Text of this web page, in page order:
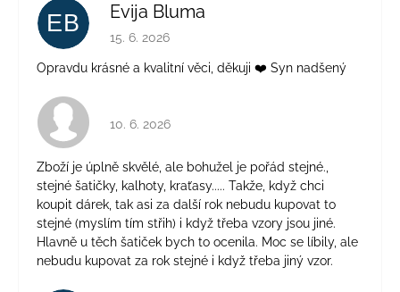
EB Evija Bluma
Hodnotenie obchodu je 5 z 5 hviezdičiek.
15. 6. 2026
Opravdu krásné a kvalitní věci, děkuji ❤️ Syn nadšený
Hodnotenie obchodu je 4 z 5 hviezdičiek.
10. 6. 2026
Zboží je úplně skvělé, ale bohužel je pořád stejné.,
stejné šatičky, kalhoty, kraťasy..... Takže, když chci
koupit dárek, tak asi za další rok nebudu kupovat to
stejné (myslím tím střih) i když třeba vzory jsou jiné.
Hlavně u těch šatiček bych to ocenila. Moc se líbily, ale
nebudu kupovat za rok stejné i když třeba jiný vzor.